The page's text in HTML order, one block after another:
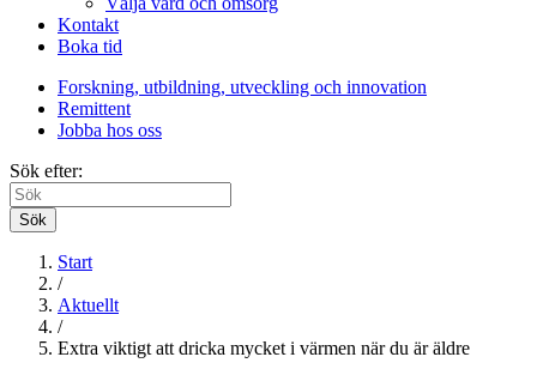
Kontakt
Boka tid
Forskning, utbildning, utveckling och innovation
Remittent
Jobba hos oss
Sök efter:
Sök
Start
/
Aktuellt
/
Extra viktigt att dricka mycket i värmen när du är äldre